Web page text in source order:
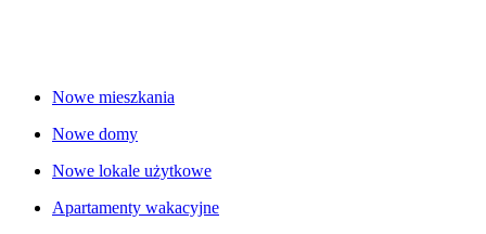
Nowe mieszkania
Nowe domy
Nowe lokale użytkowe
Apartamenty wakacyjne